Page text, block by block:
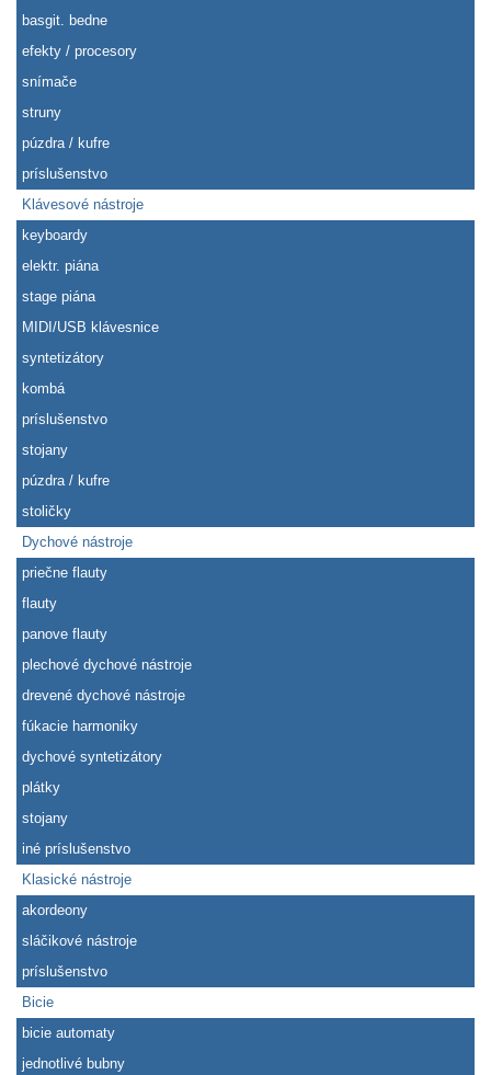
basgit. bedne
efekty / procesory
snímače
struny
púzdra / kufre
príslušenstvo
Klávesové nástroje
keyboardy
elektr. piána
stage piána
MIDI/USB klávesnice
syntetizátory
kombá
príslušenstvo
stojany
púzdra / kufre
stoličky
Dychové nástroje
priečne flauty
flauty
panove flauty
plechové dychové nástroje
drevené dychové nástroje
fúkacie harmoniky
dychové syntetizátory
plátky
stojany
iné príslušenstvo
Klasické nástroje
akordeony
sláčikové nástroje
príslušenstvo
Bicie
bicie automaty
jednotlivé bubny